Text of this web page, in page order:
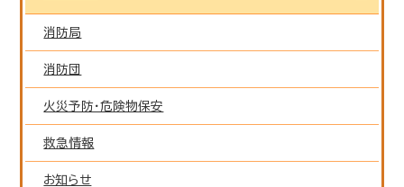
消防局
消防団
火災予防・危険物保安
救急情報
お知らせ